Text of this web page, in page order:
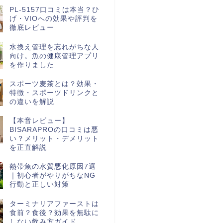
PL-5157口コミは本当？ひ
げ・VIOへの効果や評判を
徹底レビュー
水換え管理を忘れがちな人
向け。魚の健康管理アプリ
を作りました
スポーツ麦茶とは？効果・
特徴・スポーツドリンクと
の違いを解説
【本音レビュー】
BISARAPROの口コミは悪
い？メリット・デメリット
を正直解説
熱帯魚の水質悪化原因7選
｜初心者がやりがちなNG
行動と正しい対策
ターミナリアファーストは
食前？食後？効果を無駄に